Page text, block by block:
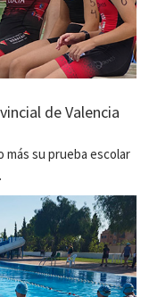
de Valencia
más su prueba escolar